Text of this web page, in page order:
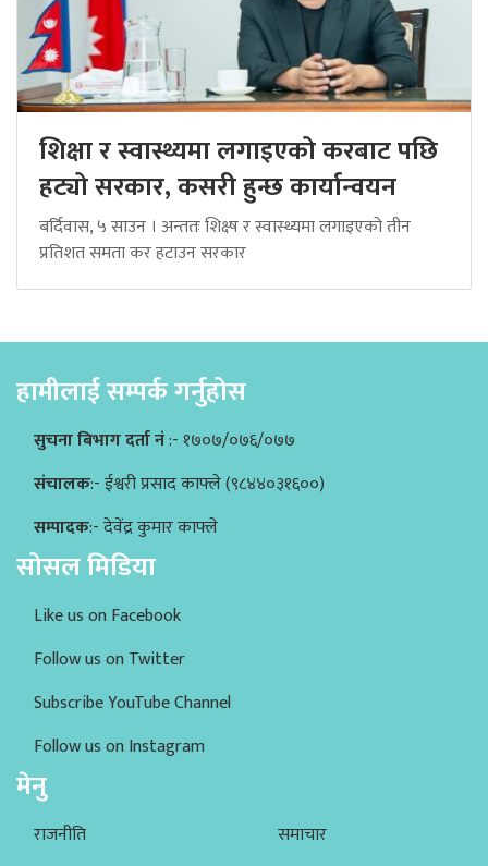
शिक्षा र स्वास्थ्यमा लगाइएको करबाट पछि
हट्यो सरकार, कसरी हुन्छ कार्यान्वयन
बर्दिवास, ५ साउन । अन्ततः शिक्ष्ष र स्वास्थ्यमा लगाइएको तीन
प्रतिशत समता कर हटाउन सरकार
हामीलाई सम्पर्क गर्नुहोस
सुचना बिभाग दर्ता नं:- १७०७/०७६/०७७
संचालक:- ईश्वरी प्रसाद काफ्ले (९८४४०३१६००)
सम्पादक:- देवेंद्र कुमार काफ्ले
सोसल मिडिया
Like us on Facebook
Follow us on Twitter
Subscribe YouTube Channel
Follow us on Instagram
मेनु
राजनीति
समाचार